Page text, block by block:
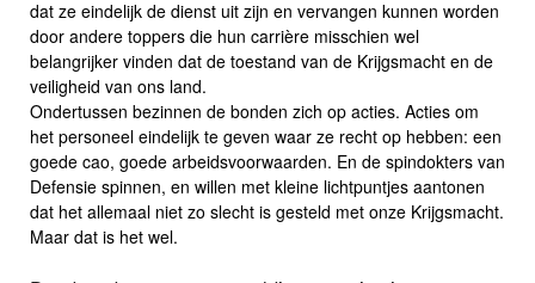
dat ze eindelijk de dienst uit zijn en vervangen kunnen worden
door andere toppers die hun carrière misschien wel
belangrijker vinden dat de toestand van de Krijgsmacht en de
veiligheid van ons land.
Ondertussen bezinnen de bonden zich op acties. Acties om
het personeel eindelijk te geven waar ze recht op hebben: een
goede cao, goede arbeidsvoorwaarden. En de spindokters van
Defensie spinnen, en willen met kleine lichtpuntjes aantonen
dat het allemaal niet zo slecht is gesteld met onze Krijgsmacht.
Maar dat is het wel.